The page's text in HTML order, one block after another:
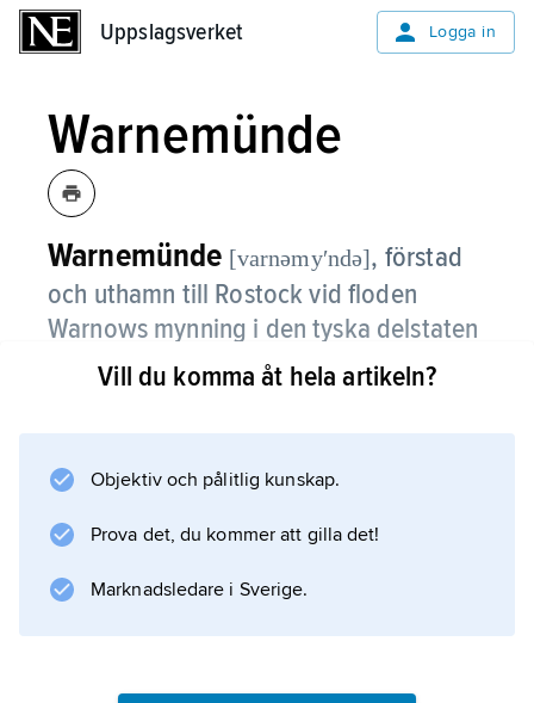
Uppslagsverket Logga in
Warnemünde
Warnemünde [varnəmyʹndə], förstad
och uthamn till Rostock vid floden
Warnows mynning i den tyska delstaten
Mecklenburg–Vorpommern.
fiske- och badort.
Information om artikeln
Vill du komma åt hela artikeln?
Objektiv och pålitlig kunskap.
Prova det, du kommer att gilla det!
Marknadsledare i Sverige.